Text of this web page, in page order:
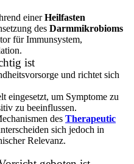
einerHeilfasten
des Darmmikrobioms
für Immunsystem,
ist
und richtet sich
eingesetzt, um Symptome zu
zu beeinflussen.
des Therapeutic
sich jedoch in
Relevanz.